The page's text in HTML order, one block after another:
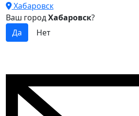
Хабаровск
Ваш городХабаровск?